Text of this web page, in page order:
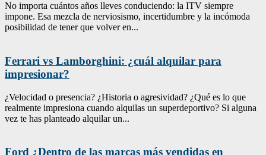
No importa cuántos años lleves conduciendo: la ITV siempre
impone. Esa mezcla de nerviosismo, incertidumbre y la incómoda
posibilidad de tener que volver en...
Ferrari vs Lamborghini: ¿cuál alquilar para
impresionar?
¿Velocidad o presencia? ¿Historia o agresividad? ¿Qué es lo que
realmente impresiona cuando alquilas un superdeportivo? Si alguna
vez te has planteado alquilar un...
Ford ¿Dentro de las marcas más vendidas en